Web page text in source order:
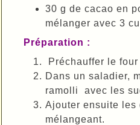
30 g de cacao en
mélanger avec 3
Préparation :
Préchauffer le four
Dans un saladier,
ramolli avec les
Ajouter ensuite
mélangeant.